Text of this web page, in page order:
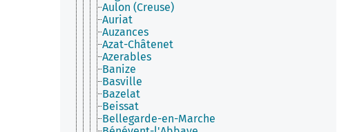
Aulon (Creuse)
Auriat
Auzances
Azat-Châtenet
Azerables
Banize
Basville
Bazelat
Beissat
Bellegarde-en-Marche